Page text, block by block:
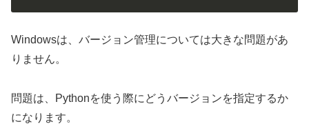
Windowsは、バージョン管理については大きな問題があ
りません。
問題は、Pythonを使う際にどうバージョンを指定するか
になります。